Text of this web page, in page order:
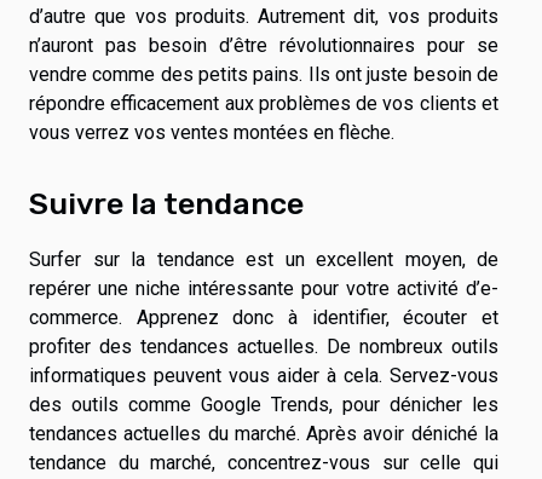
d’autre que vos produits. Autrement dit, vos produits
n’auront pas besoin d’être révolutionnaires pour se
vendre comme des petits pains. Ils ont juste besoin de
répondre efficacement aux problèmes de vos clients et
vous verrez vos ventes montées en flèche.
Suivre la tendance
Surfer sur la tendance est un excellent moyen, de
repérer une niche intéressante pour votre activité d’e-
commerce. Apprenez donc à identifier, écouter et
profiter des tendances actuelles. De nombreux outils
informatiques peuvent vous aider à cela. Servez-vous
des outils comme Google Trends, pour dénicher les
tendances actuelles du marché. Après avoir déniché la
tendance du marché, concentrez-vous sur celle qui